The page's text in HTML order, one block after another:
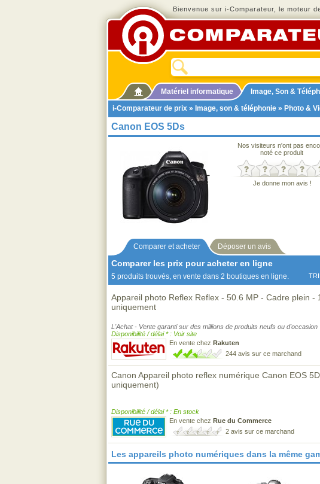
Bienvenue sur i-Comparateur, le moteur
Matériel informatique Image, Son &
i-Comparateur de prix » Image, son & téléphonie » Photo &
Canon EOS 5Ds
Nos visiteurs n'ont pas
noté ce produit
Je donne mon avis !
Comparer et acheter Déposer un avis
Comparer les prix pour acheter en ligne
5 produits trouvés, en vente dans 2 boutiques en ligne.
Appareil photo Reflex Reflex - 50.6 MP - Cadre plein -
uniquement
L'Achat - Vente garanti sur des millions de produits neufs ou d'occasion
Disponibilité / délai * : Voir site
En vente chez Rakuten
244 avis sur ce marchand
Canon Appareil photo reflex numérique Canon EOS
uniquement)
Disponibilité / délai * : En stock
En vente chez Rue du Commerce
2 avis sur ce marchand
Les appareils photo numériques dans la même